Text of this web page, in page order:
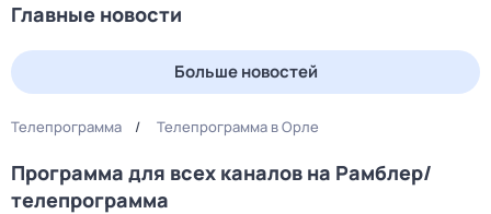
Главные новости
Больше новостей
Телепрограмма Телепрограмма в Орле
Программа для всех каналов на Рамблер/
телепрограмма